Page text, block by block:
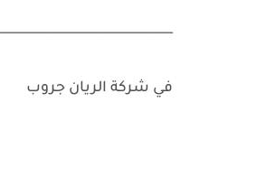
في شركة الريان جروب